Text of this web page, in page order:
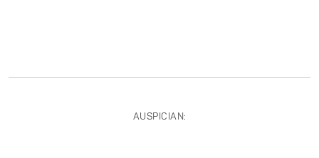
AUSPICIAN: